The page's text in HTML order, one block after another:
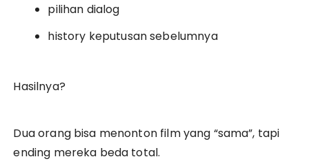
pilihan dialog
history keputusan sebelumnya
Hasilnya?
Dua orang bisa menonton film yang “sama”, tapi
ending mereka beda total.